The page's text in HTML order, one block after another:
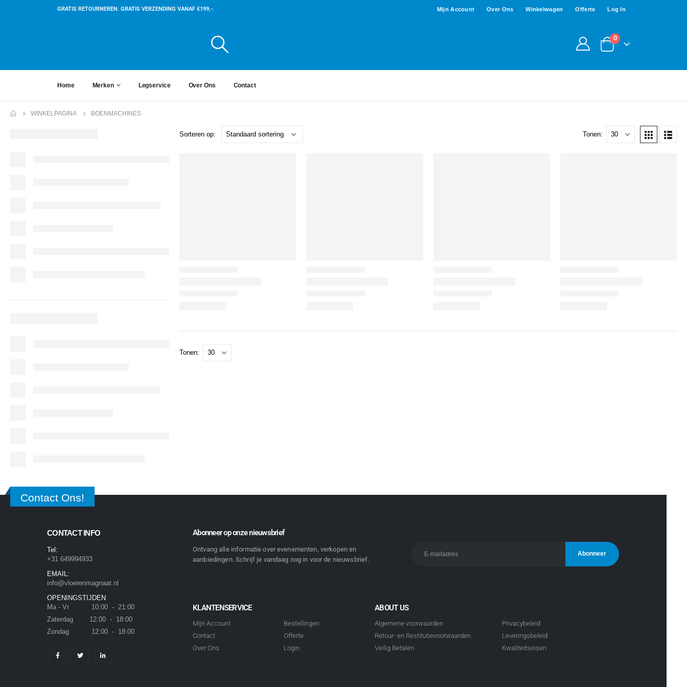
GRATIS RETOURNEREN. GRATIS VERZENDING VANAF €199,-. Mijn Account Over Ons Winkelwagen Offerte Log In
0
Home Merken Legservice Over Ons Contact
WINKELPAGINA BOENMACHINES
Sorteren op: Tonen:
Tonen:
Contact Ons!
CONTACT INFO
Tel:
+31 649994933
EMAIL:
info@vloerenmagnaat.nl
OPENINGSTIJDEN
Ma - Vr 10:00 - 21:00
Zaterdag 12:00 - 18:00
Zondag 12:00 - 18:00
Abonneer op onze nieuwsbrief
Ontvang alle informatie over evenementen, verkopen en
aanbiedingen. Schrijf je vandaag nog in voor de nieuwsbrief.
KLANTENSERVICE
Mijn Account
Contact
Over Ons
Bestellingen
Offerte
Login
ABOUT US
Algemene voorwaarden
Retour- en Restitutievoorwaarden
Veilig Betalen
Privacybeleid
Leveringsbeleid
Kwaliteitseisen